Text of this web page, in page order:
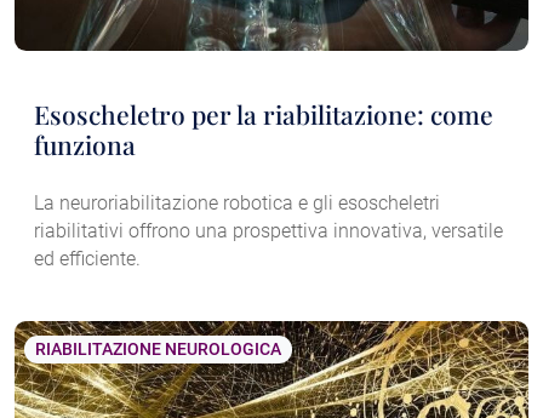
Esoscheletro per la riabilitazione: come
funziona
La neuroriabilitazione robotica e gli esoscheletri
riabilitativi offrono una prospettiva innovativa, versatile
ed efficiente.
RIABILITAZIONE NEUROLOGICA